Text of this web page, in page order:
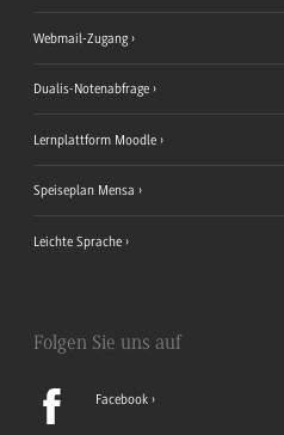
Webmail-Zugang
Dualis-Notenabfrage
Lernplattform Moodle
Speiseplan Mensa
Leichte Sprache
Folgen Sie uns auf
Facebook